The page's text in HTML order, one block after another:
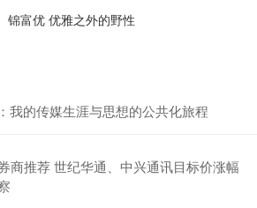
锦富优 优雅之外的野性
我的传媒生涯与思想的公共化旅程
商推荐 世纪华通、中兴通讯目标价涨幅